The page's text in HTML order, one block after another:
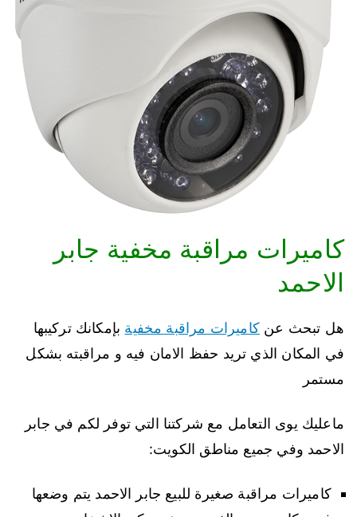
كاميرات مراقبة مخفية جابر
الاحمد
هل تبحث عن كاميرات مراقبة مخفية بإمكانك تركيبها
في المكان الذي تريد حفظ الامان فيه و مراقبته بشكل
مستمر
ماعليك يوى التعامل مع شركتنا التي توفر لكم في جابر
الاحمد وفي جميع مناطق الكويت:
كاميرات مراقبة صغيرة للبيع جابر الاحمد يتم وضعها